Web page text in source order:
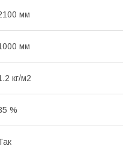
мм
мм
кг/м2
%